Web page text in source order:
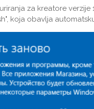
za kreatore verzije
koja obavlja